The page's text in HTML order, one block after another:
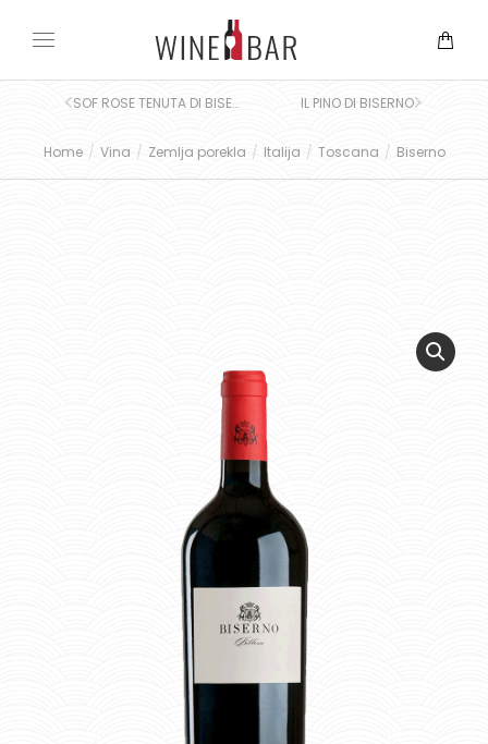
You are here:
Home Vina Zemlja porekla Italija Toscana Biserno
SOF ROSE TENUTA DI BISERNO IL PINO DI BISERNO